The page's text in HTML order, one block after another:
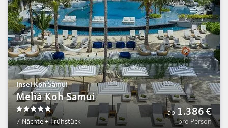
Insel Koh Samui
Meliá Koh Samui
7 Nächte +Frühstück
ab 1.386€
pro Person